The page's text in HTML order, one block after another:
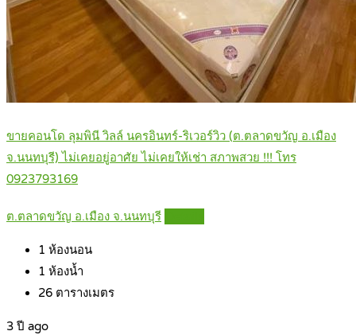
ขายคอนโด ลุมพินี วิลล์ นครอินทร์-ริเวอร์วิว (ต.ตลาดขวัญ อ.เมือง
จ.นนทบุรี) ไม่เคยอยู่อาศัย ไม่เคยให้เช่า สภาพสวย !!! โทร
0923793169
ต.ตลาดขวัญ อ.เมือง จ.นนทบุรี
1 ห้องนอน
1 ห้องน้ำ
26 ตารางเมตร
3 ปี ago